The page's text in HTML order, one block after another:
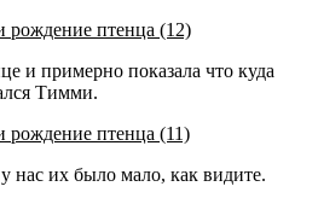
и примерно показала что куда
Тимми.
их было мало, как видите.